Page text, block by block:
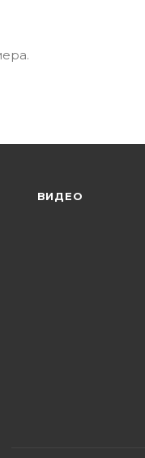
ВИДЕО